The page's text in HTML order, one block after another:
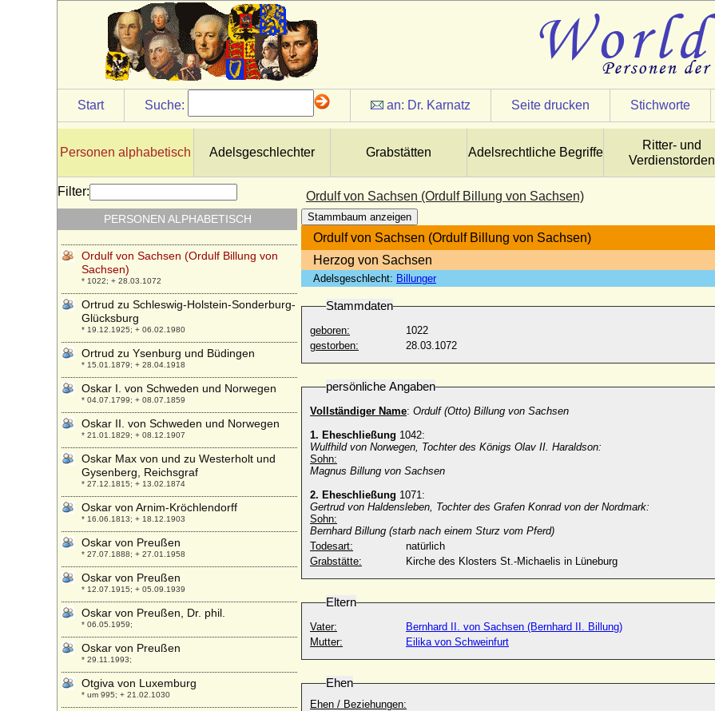
Start Suche: an: Dr. Karnatz Seite drucken Stichworte
Personen alphabetisch Adelsgeschlechter Grabstätten Adelsrechtliche Begriffe
Ritter- und
Verdienstorden
Ordulf von Sachsen (Ordulf Billung von Sachsen)
Stammbaum anzeigen
Ordulf von Sachsen (Ordulf Billung von Sachsen)
Herzog von Sachsen
Adelsgeschlecht: Billunger
Stammdaten
geboren:
1022
gestorben:
28.03.1072
persönliche Angaben
Vollständiger Name: Ordulf (Otto) Billung von Sachsen
1. Eheschließung 1042:
Wulfhild von Norwegen, Tochter des Königs Olav II. Haraldson:
Sohn:
Magnus Billung von Sachsen
2. Eheschließung 1071:
Gertrud von Haldensleben, Tochter des Grafen Konrad von der Nordmark:
Sohn:
Bernhard Billung (starb nach einem Sturz vom Pferd)
Todesart:
natürlich
Grabstätte:
Kirche des Klosters St.-Michaelis in Lüneburg
Eltern
Vater:
Bernhard II. von Sachsen (Bernhard II. Billung)
Mutter:
Eilika von Schweinfurt
Ehen
Ehen / Beziehungen:
Filter:
PERSONEN ALPHABETISCH
* unbekannt; + unbekannt
Olgierd Czartoryski
* 25.10.1888; + 02.02.1977
Olimpia Mancini
* 1640; + 09.10.1708
Olivia Larisch von Moennich
Blois)
+ 28.09.1433
Onna Omken (Anna Omken)
* unbekannt; + unbekannt
Orazia Mattei (Horacia Mattei)
* um 1512; + nicht bekannt
Ordulf von Sachsen (Ordulf Billung von
Sachsen)
* 1022; + 28.03.1072
Ortrud zu Schleswig-Holstein-Sonderburg-
Glücksburg
* 19.12.1925; + 06.02.1980
Ortrud zu Ysenburg und Büdingen
* 15.01.1879; + 28.04.1918
Oskar I. von Schweden und Norwegen
* 04.07.1799; + 08.07.1859
Oskar II. von Schweden und Norwegen
* 21.01.1829; + 08.12.1907
Oskar Max von und zu Westerholt und
Gysenberg, Reichsgraf
* 27.12.1815; + 13.02.1874
Oskar von Arnim-Kröchlendorff
* 16.06.1813; + 18.12.1903
Oskar von Preußen
* 27.07.1888; + 27.01.1958
Oskar von Preußen
* 12.07.1915; + 05.09.1939
Oskar von Preußen, Dr. phil.
* 06.05.1959;
Oskar von Preußen
* 29.11.1993;
Otgiva von Luxemburg
* um 995; + 21.02.1030